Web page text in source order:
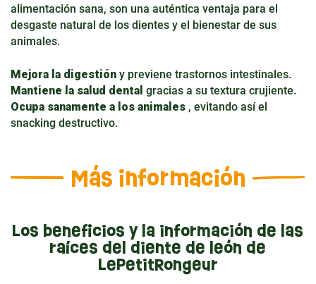
alimentación sana, son una auténtica ventaja para el
desgaste natural de los dientes y el bienestar de sus
animales.
Mejora la digestión y previene trastornos intestinales.
Mantiene la salud dental gracias a su textura crujiente.
Ocupa sanamente a los animales , evitando así el
snacking destructivo.
Más información
Los beneficios y la información de las
raíces del diente de león de
LePetitRongeur